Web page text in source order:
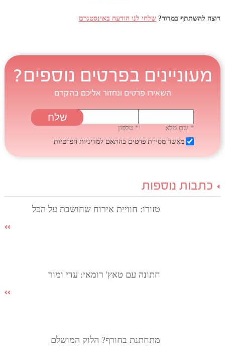
רוצה להשתתף במדור? שלחי לנו הודעה באינסטגרם
מעוניינים בפרטים נוספים?
השאירו פרטים ונחזור אליכם בהקדם
* שם מלא
* טלפון
מאשר מסירת פרטים בהתאם למדיניות הפרטיות
כתבות נוספות
טזורו: חוויית אירוח שחושבת על הכל
חתונה עם טאץ' רומאי: עדי ומור
מתחתנת בחורף? הלוק המושלם